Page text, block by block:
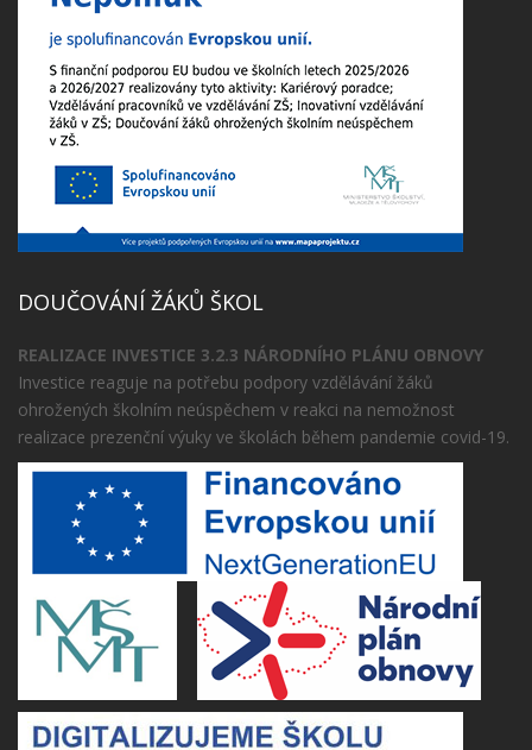
DOUČOVÁNÍ ŽÁKŮ ŠKOL
REALIZACE INVESTICE 3.2.3 NÁRODNÍHO PLÁNU OBNOVY
Investice reaguje na potřebu podpory vzdělávání žáků
ohrožených školním neúspěchem v reakci na nemožnost
realizace prezenční výuky ve školách během pandemie covid-19.